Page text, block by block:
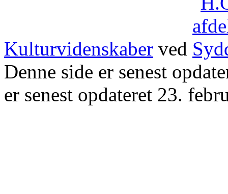
Kulturvidenskaber ved
Denne side er senest
er senest opdateret 23.